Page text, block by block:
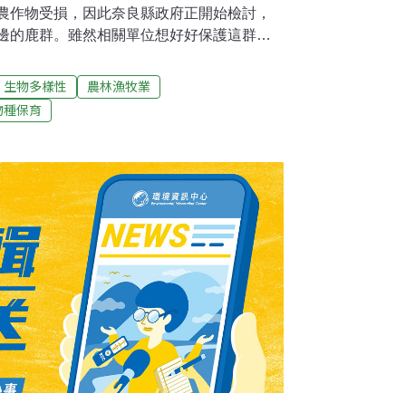
作物受損，因此奈良縣政府正開始檢討，
的鹿群。雖然相關單位想好好保護這群
行鹿群的管理。觀光特色之一的「奈良
有1000頭鹿棲息此地。而天然紀念物的
」。出了公園後，距離此地最近的山區
政府於2008年12月，在奈良市和供奉鹿為
宗旨的財團法人「奈良鹿愛護協會」，再
檢討會」， 進行鹿隻數量管理、農業・人
良縣政府在第13年度中的檢討會和其它幾
生物多樣性
農林漁牧業
種保育